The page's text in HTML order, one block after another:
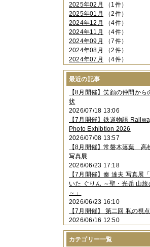
2025年02月
（1件）
2025年01月
（2件）
2024年12月
（4件）
2024年11月
（4件）
2024年09月
（7件）
2024年08月
（2件）
2024年07月
（4件）
2024年06月（4件）
2024年04月
2024年03月（3件）
2024年02月（2件）
2023年12月
2023年11月 （4件）
2023年10月（3件）
2023年09月（4件）
2023年08月 （1件）
2023年06月（3件）
2023年05月
2023年04月 （2件）
2023年03月（5件）
2023年02月（3件）
2023年01月
2022年12月 （3件）
2022年11月（2件）
2022年10月（4件）
2022年09月（2件）
2022年08月
（3件）
最近の記事
【8月開催】笑顔の仲間から
状
2026/07/18 13:06
【7月開催】鉄道物語
Photo Exhibtion 2026
2026/07/08 13:57
【8月開催】常磐木落葉
写真展
2026/06/23 17:18
【7月開催】秦 達夫 写真展
いた ぐりん ～聖・光岳 山旅
～」
2026/06/23 16:10
【7月開催】 第二回 私の視点
2026/06/16 12:50
カテゴリー一覧